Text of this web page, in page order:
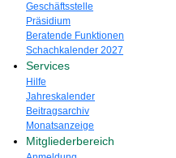
Geschäftsstelle
Präsidium
Beratende Funktionen
Schachkalender 2027
Services
Hilfe
Jahreskalender
Beitragsarchiv
Monatsanzeige
Mitgliederbereich